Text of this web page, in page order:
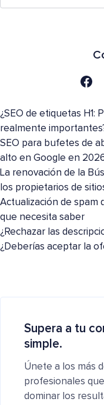
¿SEO de etiquetas H1:
realmente
SEO para bufetes de
alto en Google en
La renovación de la
los propietarios de
Actualización de spam
que necesita saber
¿Rechazar las
¿Deberías aceptar la
Supera a tu
simple.
Únete a los más
profesionales
dominar los